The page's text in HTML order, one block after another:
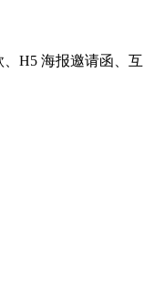
H5 海报邀请函、互